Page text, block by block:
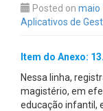
Posted on maio
Aplicativos de
Item do Anexo:
Nessa linha,
magistério, em
educação infantil,